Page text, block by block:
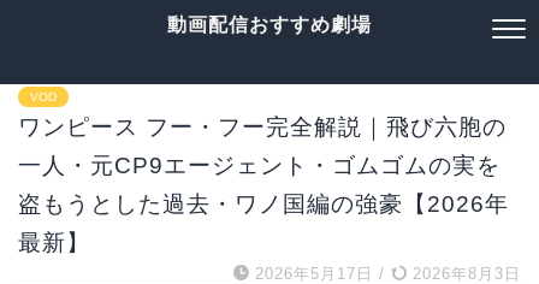
動画配信おすすめ劇場
VOD
ワンピース フー・フー完全解説｜飛び六胞の
一人・元CP9エージェント・ゴムゴムの実を
盗もうとした過去・ワノ国編の強豪【2026年
最新】
2026年5月17日 / 2026年8月3日